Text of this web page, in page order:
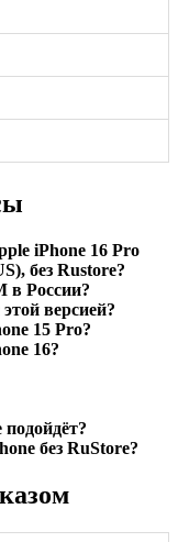
iPhone 16 Pro
без Rustore?
в России?
версией?
15 Pro?
16?
без RuStore?